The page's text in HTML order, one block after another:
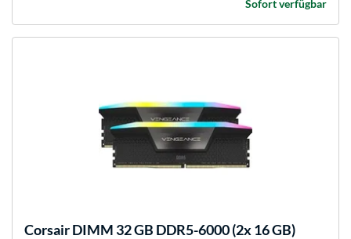
Sofort verfügbar
CorsairDIMM 32 GB DDR5-6000 (2x 16 GB)